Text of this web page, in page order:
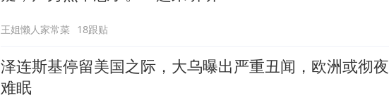
王姐懒人家常菜 18跟贴
泽连斯基停留美国之际，大乌曝出严重丑闻，欧洲或彻夜
难眠